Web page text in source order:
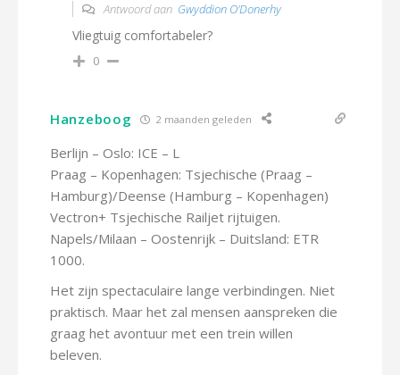
Antwoord aan Gwyddion O'Donerhy
Vliegtuig comfortabeler?
0
Hanzeboog 2 maanden geleden
Berlijn – Oslo: ICE – L
Praag – Kopenhagen: Tsjechische (Praag –
Hamburg)/Deense (Hamburg – Kopenhagen)
Vectron+ Tsjechische Railjet rijtuigen.
Napels/Milaan – Oostenrijk – Duitsland: ETR
1000.
Het zijn spectaculaire lange verbindingen. Niet
praktisch. Maar het zal mensen aanspreken die
graag het avontuur met een trein willen
beleven.